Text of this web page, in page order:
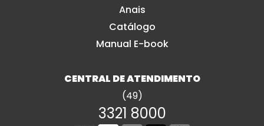
Anais
Catálogo
Manual E-book
CENTRAL DE ATENDIMENTO
(49)
3321 8000